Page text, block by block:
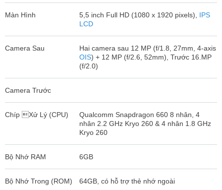
Màn Hình 5,5 inch Full HD (1080 x 1920 pixels), IPS
LCD
Camera Sau
Hai camera sau 12 MP (f/1.8, 27mm, 4-axis
OIS) + 12 MP (f/2.6, 52mm), Trước 16.MP
(f/2.0)
Camera Trước
Chíp Xử Lý (CPU)
Qualcomm Snapdragon 660 8 nhân, 4
nhân 2.2 GHz Kryo 260 & 4 nhân 1.8 GHz
Kryo 260
Bộ Nhớ RAM 6GB
Bộ Nhớ Trong (ROM) 64GB, có hỗ trợ thẻ nhớ ngoài